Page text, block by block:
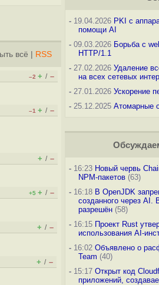
всё RSS
–2 + / –
–1 + / –
+ / –
+5 + / –
+ / –
+ / –
-19.04.2026 PKI с
помощи AI
-09.03.2026 Борьба с
HTTP/1.1
-27.02.2026 Удаление
на всех сетевых
-27.01.2026 Ускорение
-25.12.2025 Атомарные
-16:23 Новый червь
NPM-пакетов(63)
-16:18 В OpenJDK
созданного через AI.
разрешён(58)
-16:15 Проект Rust
использования AI-
-16:02 Объявлено о
Team (40)
-15:17 Открыт код
приложений,